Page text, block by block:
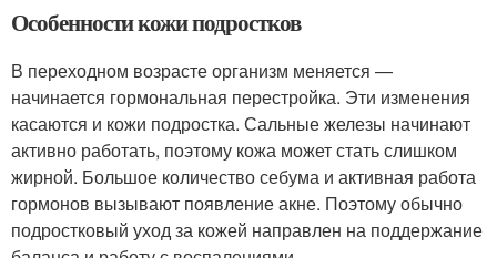
Особенности кожи подростков
В переходном возрасте организм меняется —
начинается гормональная перестройка. Эти изменения
касаются и кожи подростка. Сальные железы начинают
активно работать, поэтому кожа может стать слишком
жирной. Большое количество себума и активная работа
гормонов вызывают появление акне. Поэтому обычно
подростковый уход за кожей направлен на поддержание